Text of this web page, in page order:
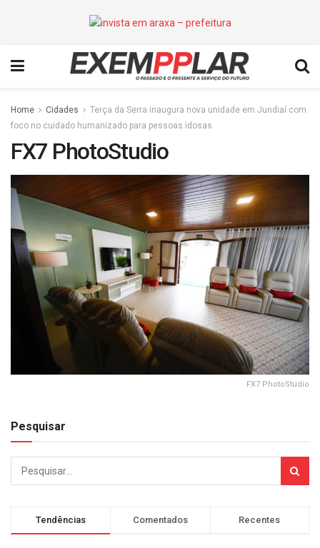
Home Cidades
Terça da Serra inaugura nova unidade em Jundiaí com
foco no cuidado humanizado para pessoas idosas
FX7 PhotoStudio
FX7 PhotoStudio
Pesquisar
Tendências Comentados Recentes